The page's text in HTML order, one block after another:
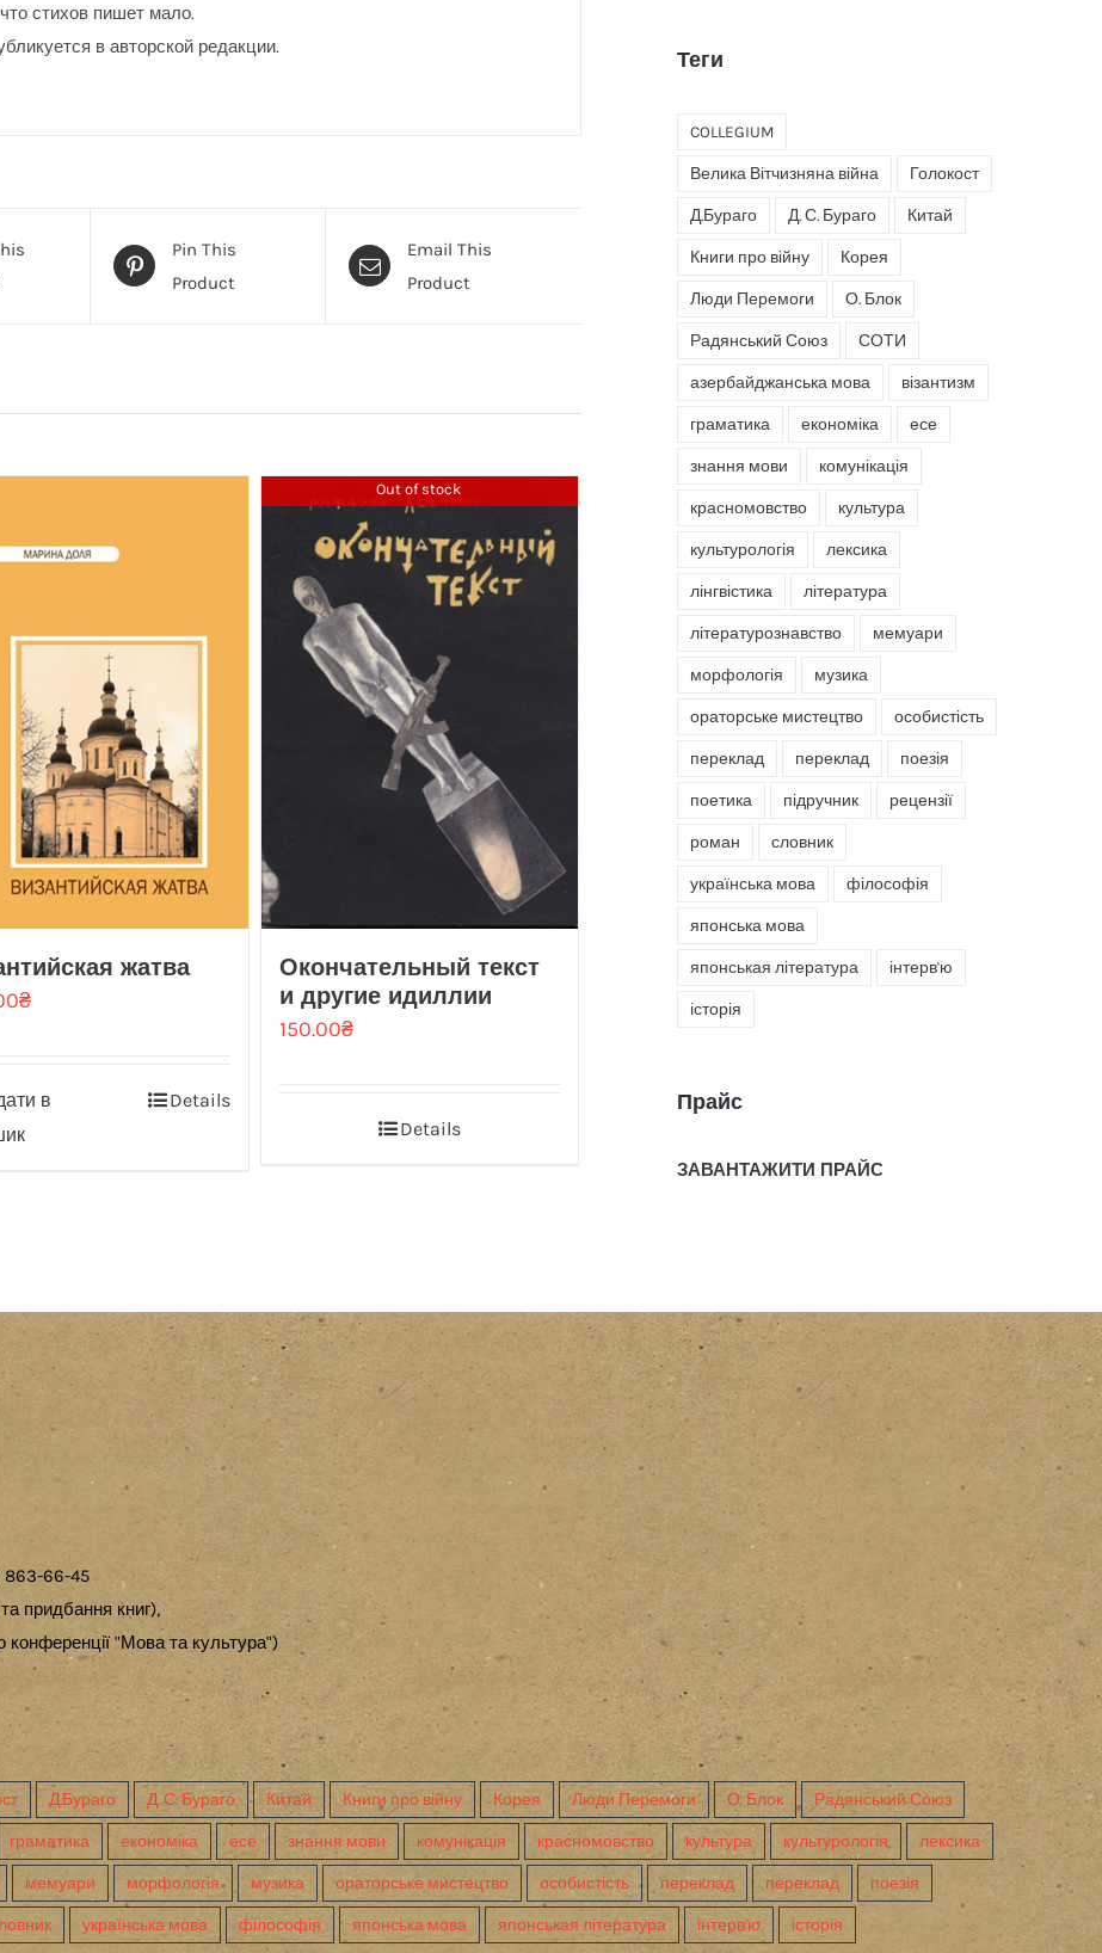
стихов пишет мало.
в авторской редакции.
Pin This
Product
Email This
Product
жатва
₴
в
Details
Out of stock
Окончательный текст
и другие идиллии
150.00₴
Details
Теги
COLLEGIUM
Велика Вітчизняна війна Голокост
Д.Бураго Д. С. Бураго Китай
Книги про війну Корея
Люди Перемоги О. Блок
Радянський Союз СОТИ
азербайджанська мова візантизм
граматика економіка есе
знання мови комунікація
красномовство культура
культурологія лексика
лінгвістика література
літературознавство мемуари
морфологія музика
ораторське мистецтво особистість
переклад переклад поезія
поетика підручник рецензії
роман словник
українська мова філософія
японська мова
японськая література інтерв'ю
історія
Прайс
ЗАВАНТАЖИТИ ПРАЙС
863-66-45
придбання книг),
"Мова та культура")
Д.Бураго Д. С. Бураго Китай Книги про війну Корея Люди Перемоги О. Блок Радянський Союз
граматика економіка есе знання мови комунікація красномовство культура культурологія лексика
мемуари морфологія музика ораторське мистецтво особистість переклад переклад поезія
українська мова філософія японська мова японськая література інтерв'ю історія